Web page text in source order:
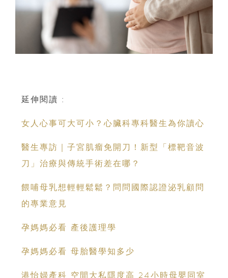
延伸閱讀 :
女人心事可大可小？心臟科專科醫生為你讀心
醫生專訪｜子宮肌瘤免開刀！新型「標靶音波
刀」治療與傳統手術差在哪？
餵哺母乳想輕輕鬆鬆？問問國際認證泌乳顧問
的專業意見
孕媽媽必看 產後護理學
孕媽媽必看 母胎醫學知多少
港怡婦產科 空間大私隱度高 24小時母嬰同室